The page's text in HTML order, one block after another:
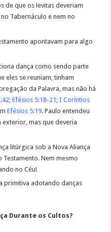
de que os levitas deveriam
Tabernáculo e nem no
apontavam para algo
dança como sendo parte
eles se reuniam, tinham
da Palavra, mas não há
;Efésios 5:18-21 ;I Coríntios
Efésios 5:19. Paulo entendeu
mas que deveria
litúrgica sob a Nova Aliança
Testamento. Nem mesmo
no Céu!
primitiva adotando danças
Durante os Cultos?